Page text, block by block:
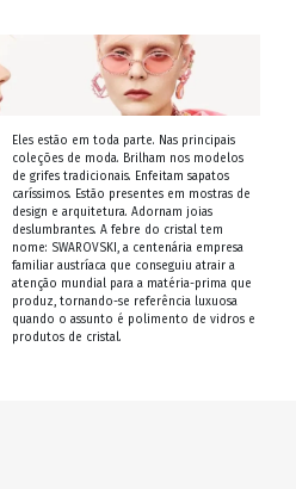
Eles estão em toda parte. Nas principais
coleções de moda. Brilham nos modelos
de grifes tradicionais. Enfeitam sapatos
caríssimos. Estão presentes em mostras de
design e arquitetura. Adornam joias
deslumbrantes. A febre do cristal tem
nome: SWAROVSKI, a centenária empresa
familiar austríaca que conseguiu atrair a
atenção mundial para a matéria-prima que
produz, tornando-se referência luxuosa
quando o assunto é polimento de vidros e
produtos de cristal.